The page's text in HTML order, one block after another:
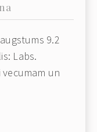
9.2
Labs.
un